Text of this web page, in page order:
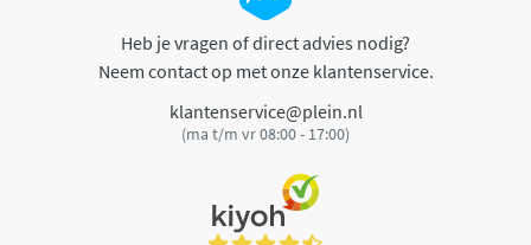
Heb je vragen of direct advies nodig?
Neem contact op met onze klantenservice.
klantenservice@plein.nl
(ma t/m vr 08:00 - 17:00)